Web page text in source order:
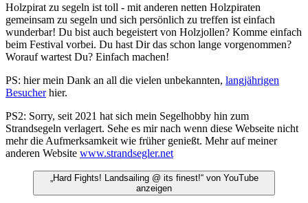
Holzpirat zu segeln ist toll - mit anderen netten Holzpiraten
gemeinsam zu segeln und sich persönlich zu treffen ist einfach
wunderbar! Du bist auch begeistert von Holzjollen? Komme einfach
beim Festival vorbei. Du hast Dir das schon lange vorgenommen?
Worauf wartest Du? Einfach machen!
PS: hier mein Dank an all die vielen unbekannten, langjährigen
Besucherhier.
PS2: Sorry, seit 2021 hat sich mein Segelhobby hin zum
Strandsegeln verlagert. Sehe es mir nach wenn diese Webseite nicht
mehr die Aufmerksamkeit wie früher genießt. Mehr auf meiner
anderen Website www.strandsegler.net
„Hard Fights! Landsailing @ its finest!“ von YouTube
anzeigen